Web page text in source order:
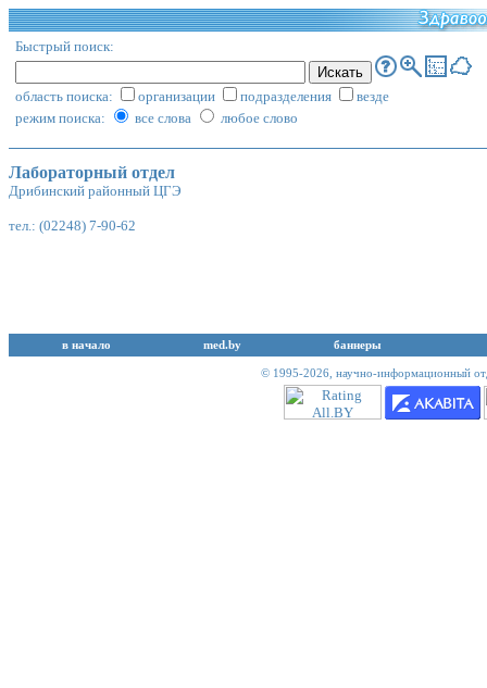
Быстрый поиск:
область поиска: организации подразделения
везде
режим поиска:
все слова любое слово
Лабораторный отдел
Дрибинский районный ЦГЭ
тел.: (02248) 7-90-62
в начало med.by баннеры
© 1995-2026, научно-информационный